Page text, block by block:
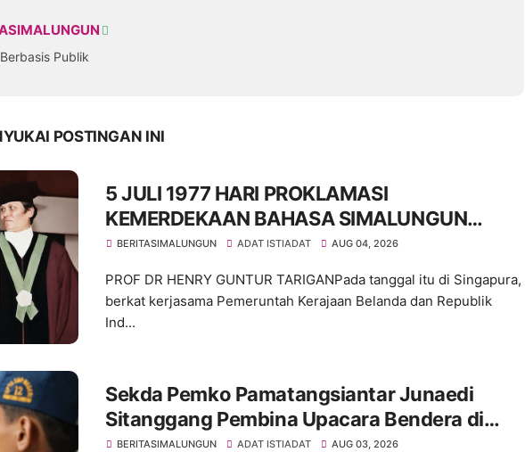
Publik
POSTINGAN INI
5 JULI 1977 HARI PROKLAMASI
KEMERDEKAAN BAHASA SIMALUNGUN
SECARA ILMIAH
BERITASIMALUNGUN ADAT ISTIADAT AUG 04, 2026
PROF DR HENRY GUNTUR TARIGANPada tanggal itu di Singapura,
berkat kerjasama Pemeruntah Kerajaan Belanda dan Republik
Ind...
Sekda Pemko Pamatangsiantar Junaedi
Sitanggang Pembina Upacara Bendera di
SMPN 12 Kota Pamatangsiantar
BERITASIMALUNGUN ADAT ISTIADAT AUG 03, 2026